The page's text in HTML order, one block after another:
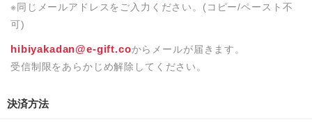
※同じメールアドレスをご入力ください。(コピー/ペースト不
可)
hibiyakadan@e-gift.coからメールが届きます。
受信制限をあらかじめ解除してください。
決済方法